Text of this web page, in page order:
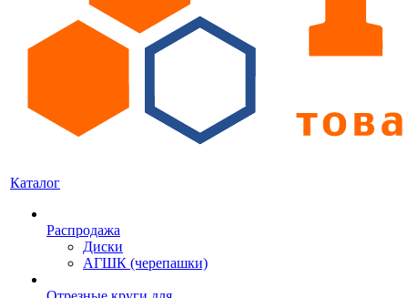
Каталог
Распродажа
Диски
АГШК (черепашки)